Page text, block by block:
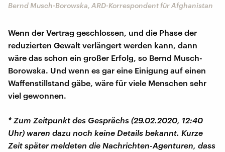
Bernd Musch-Borowska, ARD-Korrespondent für Afghanistan
Wenn der Vertrag geschlossen, und die Phase der
reduzierten Gewalt verlängert werden kann, dann
wäre das schon ein großer Erfolg, so Bernd Musch-
Borowska. Und wenn es gar eine Einigung auf einen
Waffenstillstand gäbe, wäre für viele Menschen sehr
viel gewonnen.
* Zum Zeitpunkt des Gesprächs (29.02.2020, 12:40
Uhr) waren dazu noch keine Details bekannt. Kurze
Zeit später meldeten die Nachrichten-Agenturen, dass